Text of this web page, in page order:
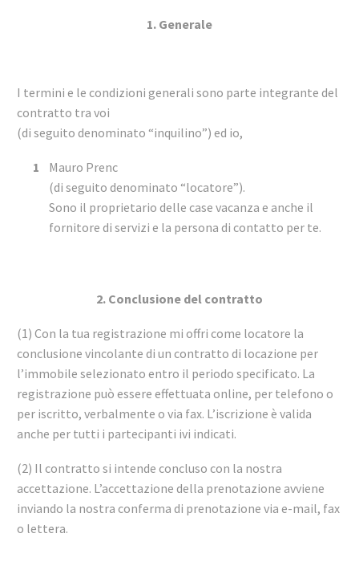
1. Generale
I termini e le condizioni generali sono parte integrante del
contratto tra voi
(di seguito denominato “inquilino”) ed io,
Mauro Prenc
(di seguito denominato “locatore”).
Sono il proprietario delle case vacanza e anche il
fornitore di servizi e la persona di contatto per te.
2. Conclusione del contratto
(1) Con la tua registrazione mi offri come locatore la
conclusione vincolante di un contratto di locazione per
l’immobile selezionato entro il periodo specificato. La
registrazione può essere effettuata online, per telefono o
per iscritto, verbalmente o via fax. L’iscrizione è valida
anche per tutti i partecipanti ivi indicati.
(2) Il contratto si intende concluso con la nostra
accettazione. L’accettazione della prenotazione avviene
inviando la nostra conferma di prenotazione via e-mail, fax
o lettera.